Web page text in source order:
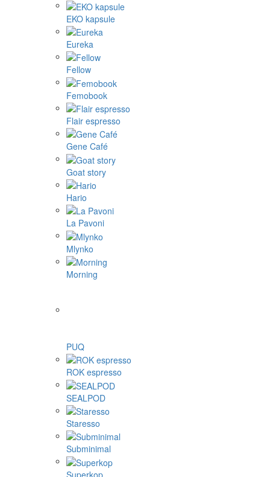
EKO kapsule
Eureka
Fellow
Femobook
Flair espresso
Gene Café
Goat story
Hario
La Pavoni
Mlynko
Morning
PUQ
ROK espresso
SEALPOD
Staresso
Subminimal
Superkop